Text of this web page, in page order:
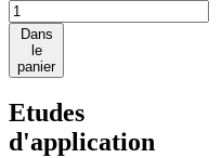
Dans
le
panier
Etudes
d'application